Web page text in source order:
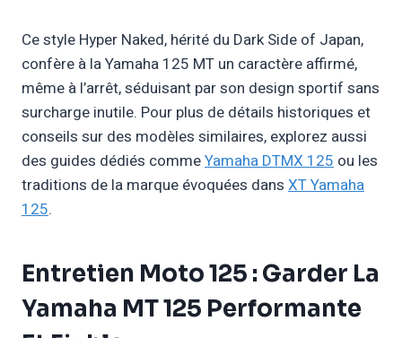
Ce style Hyper Naked, hérité du Dark Side of Japan,
confère à la Yamaha 125 MT un caractère affirmé,
même à l’arrêt, séduisant par son design sportif sans
surcharge inutile. Pour plus de détails historiques et
conseils sur des modèles similaires, explorez aussi
des guides dédiés commeYamaha DTMX 125 ou les
traditions de la marque évoquées dans XT Yamaha
125.
Entretien Moto 125 : Garder La
Yamaha MT 125 Performante